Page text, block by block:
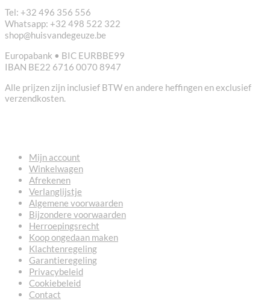
Tel: +32 496 356 556
Whatsapp: +32 498 522 322
shop@huisvandegeuze.be
Europabank • BIC EURBBE99
IBAN BE22 6716 0070 8947
Alle prijzen zijn inclusief BTW en andere heffingen en exclusief
verzendkosten.
Mijn account
Winkelwagen
Afrekenen
Verlanglijstje
Algemene voorwaarden
Bijzondere voorwaarden
Herroepingsrecht
Koop ongedaan maken
Klachtenregeling
Garantieregeling
Privacybeleid
Cookiebeleid
Contact